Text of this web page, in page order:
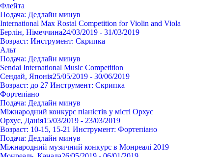
Флейта
Подача: Дедлайн минув
International Max Rostal Competition for Violin and Viola
Берлін, Німеччина24/03/2019 - 31/03/2019
Возраст: Инструмент: Cкрипка
Альт
Подача: Дедлайн минув
Sendai International Music Competition
Сендай, Японія25/05/2019 - 30/06/2019
Возраст: до 27 Инструмент: Cкрипка
Фортепіано
Подача: Дедлайн минув
Міжнародний конкурс піаністів у місті Орхус
Орхус, Данія15/03/2019 - 23/03/2019
Возраст: 10-15, 15-21 Инструмент: Фортепіано
Подача: Дедлайн минув
Міжнародний музичний конкурс в Монреалі 2019